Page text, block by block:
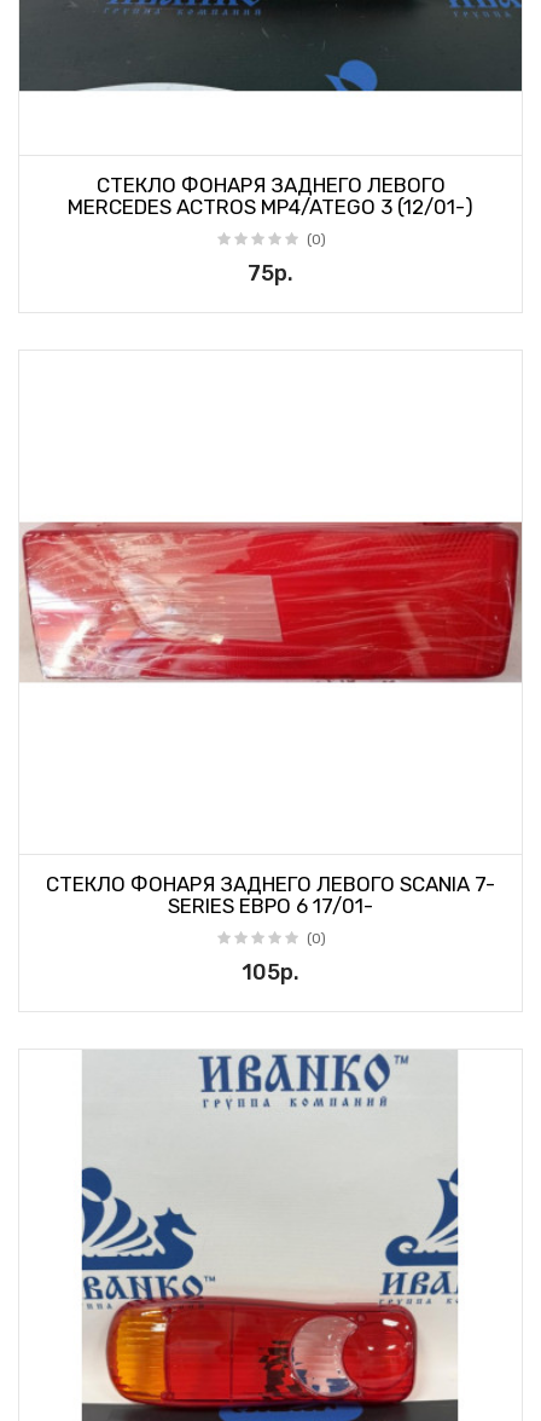
СТЕКЛО ФОНАРЯ ЗАДНЕГО ЛЕВОГО
MERCEDES ACTROS MP4/ATEGO 3 (12/01-)
(0)
75р.
СТЕКЛО ФОНАРЯ ЗАДНЕГО ЛЕВОГО SCANIA 7-
SERIES ЕВРО 6 17/01-
(0)
105р.